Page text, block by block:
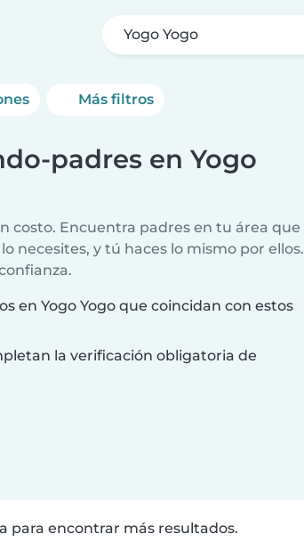
Yogo Yogo
Más filtros
padres en Yogo
costo. Encuentra padres en tu área que
necesites, y tú haces lo mismo por ellos.
en Yogo Yogo que coincidan con estos
la verificación obligatoria de
para encontrar más resultados.